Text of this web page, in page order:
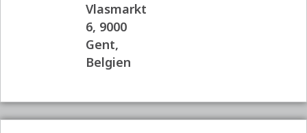
Vlasmarkt
6, 9000
Gent,
Belgien